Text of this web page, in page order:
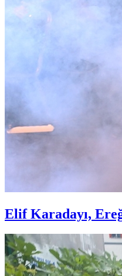
Elif Karadayı,